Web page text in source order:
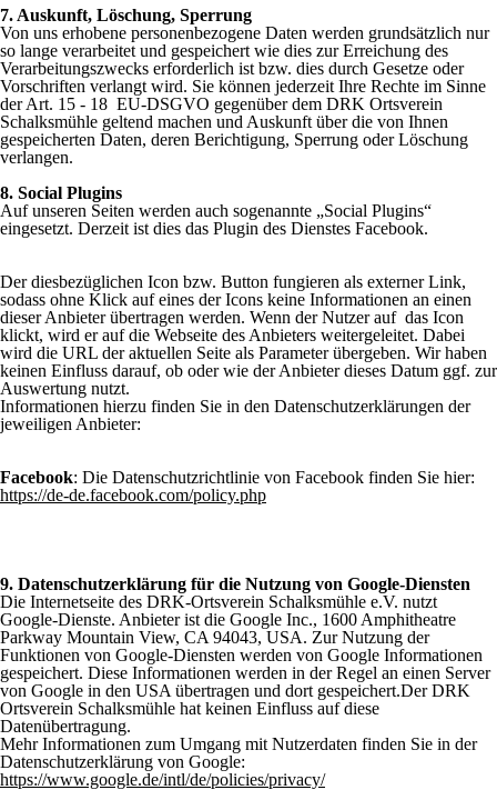
7. Auskunft, Löschung, Sperrung
Von uns erhobene personenbezogene Daten werden grundsätzlich nur
so lange verarbeitet und gespeichert wie dies zur Erreichung des
Verarbeitungszwecks erforderlich ist bzw. dies durch Gesetze oder
Vorschriften verlangt wird. Sie können jederzeit Ihre Rechte im Sinne
der Art. 15 - 18 EU-DSGVO gegenüber dem DRK Ortsverein
Schalksmühle geltend machen und Auskunft über die von Ihnen
gespeicherten Daten, deren Berichtigung, Sperrung oder Löschung
verlangen.
8. Social Plugins
Auf unseren Seiten werden auch sogenannte „Social Plugins“
eingesetzt. Derzeit ist dies das Plugin des Dienstes Facebook.
Der diesbezüglichen Icon bzw. Button fungieren als externer Link,
sodass ohne Klick auf eines der Icons keine Informationen an einen
dieser Anbieter übertragen werden. Wenn der Nutzer auf das Icon
klickt, wird er auf die Webseite des Anbieters weitergeleitet. Dabei
wird die URL der aktuellen Seite als Parameter übergeben. Wir haben
keinen Einfluss darauf, ob oder wie der Anbieter dieses Datum ggf. zur
Auswertung nutzt.
Informationen hierzu finden Sie in den Datenschutzerklärungen der
jeweiligen Anbieter:
Facebook: Die Datenschutzrichtlinie von Facebook finden Sie hier:
https://de-de.facebook.com/policy.php
9. Datenschutzerklärung für die Nutzung von Google-Diensten
Die Internetseite des DRK-Ortsverein Schalksmühle e.V. nutzt
Google-Dienste. Anbieter ist die Google Inc., 1600 Amphitheatre
Parkway Mountain View, CA 94043, USA. Zur Nutzung der
Funktionen von Google-Diensten werden von Google Informationen
gespeichert. Diese Informationen werden in der Regel an einen Server
von Google in den USA übertragen und dort gespeichert.Der DRK
Ortsverein Schalksmühle hat keinen Einfluss auf diese
Datenübertragung.
Mehr Informationen zum Umgang mit Nutzerdaten finden Sie in der
Datenschutzerklärung von Google:
https://www.google.de/intl/de/policies/privacy/